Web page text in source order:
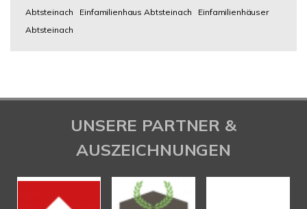
Abtsteinach
Einfamilienhaus Abtsteinach
Einfamilienhäuser
Abtsteinach
UNSERE PARTNER &
AUSZEICHNUNGEN